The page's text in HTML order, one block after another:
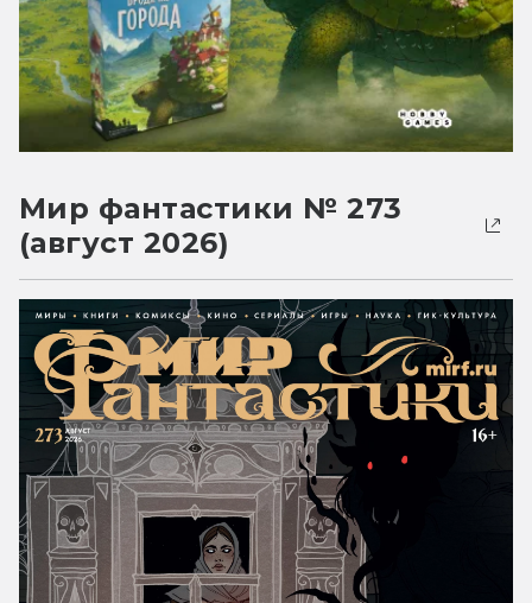
Мир фантастики № 273
(август 2026)